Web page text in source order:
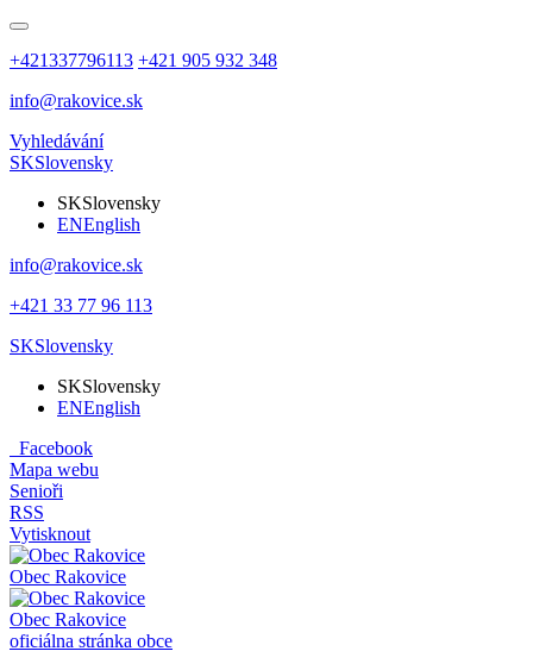
+421337796113 +421 905 932 348
info@rakovice.sk
Vyhledávání
SKSlovensky
SKSlovensky
ENEnglish
info@rakovice.sk
+421 33 77 96 113
SKSlovensky
SKSlovensky
ENEnglish
Facebook
Mapa webu
Senioři
RSS
Vytisknout
Obec Rakovice
Obec Rakovice
oficiálna stránka obce